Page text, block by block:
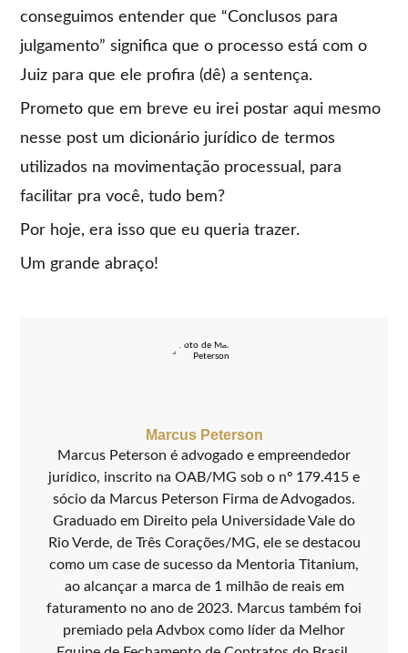
conseguimos entender que “Conclusos para
julgamento” significa que o processo está com o
Juiz para que ele profira (dê) a sentença.
Prometo que em breve eu irei postar aqui mesmo
nesse post um dicionário jurídico de termos
utilizados na movimentação processual, para
facilitar pra você, tudo bem?
Por hoje, era isso que eu queria trazer.
Um grande abraço!
Marcus Peterson
Marcus Peterson é advogado e empreendedor
jurídico, inscrito na OAB/MG sob o nº 179.415 e
sócio da Marcus Peterson Firma de Advogados.
Graduado em Direito pela Universidade Vale do
Rio Verde, de Três Corações/MG, ele se destacou
como um case de sucesso da Mentoria Titanium,
ao alcançar a marca de 1 milhão de reais em
faturamento no ano de 2023. Marcus também foi
premiado pela Advbox como líder da Melhor